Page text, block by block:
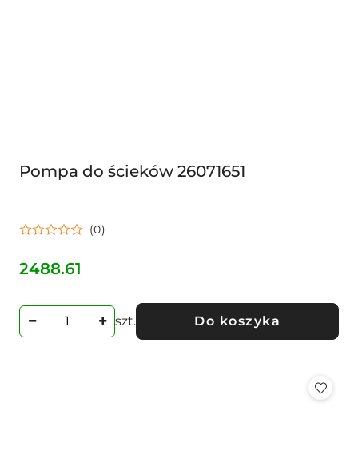
Pompa do ścieków 26071651
(0)
Cena:
2488.61
szt. Do koszyka